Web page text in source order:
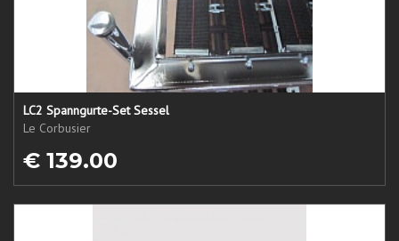
LC2 Spanngurte-Set Sessel
Le Corbusier
€ 139.00